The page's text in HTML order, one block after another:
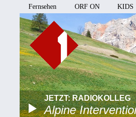
Fernsehen ORF ON KIDS
JETZT: RADIOKOLLEG
Alpine